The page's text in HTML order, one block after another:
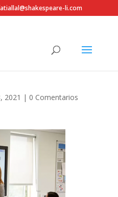
li.com
2021 | 0 Comentarios